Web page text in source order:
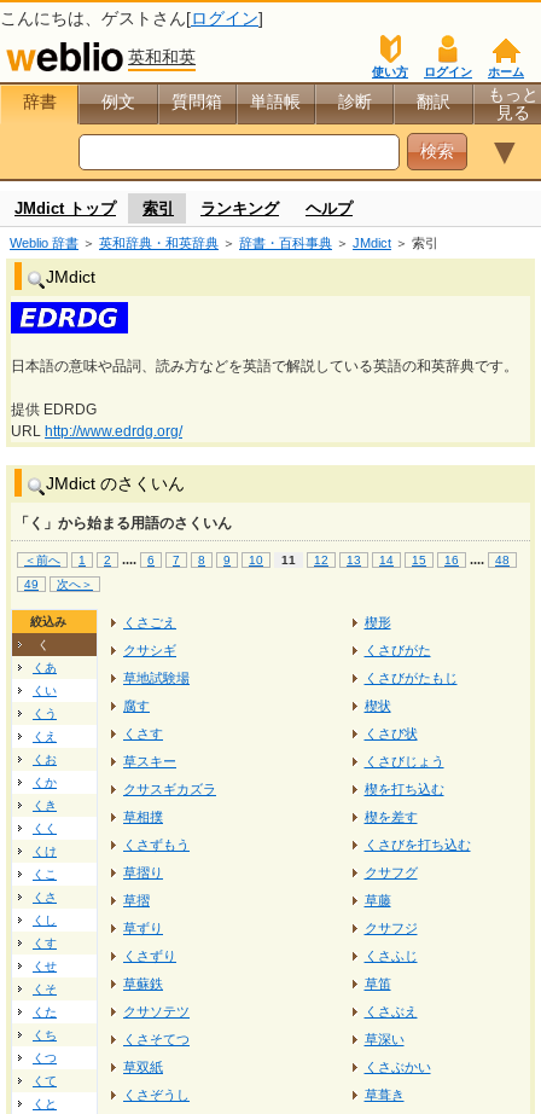
こんにちは、 ゲスト さん[ログイン]
英和和英
ホーム
ログイン
使い方
辞書 例文 質問箱 単語帳 診断 翻訳
もっと
見る
▼
JMdict トップ 索引 ランキング ヘルプ
Weblio 辞書 ＞ 英和辞典・和英辞典 ＞ 辞書・百科事典 ＞ JMdict ＞ 索引
JMdict
日本語の意味や品詞、読み方などを英語で解説している英語の和英辞典です。
提供 EDRDG
URL http://www.edrdg.org/
JMdict のさくいん
「く」から始まる用語のさくいん
＜前へ 1 2 .... 6 7 8 9 10 11 12 13 14 15 16 ....
48
49
次へ＞
絞込み
く
くあ
くい
くう
くえ
くお
くか
くき
くく
くけ
くこ
くさ
くし
くす
くせ
くそ
くた
くち
くつ
くて
くと
くさごえ
クサシギ
草地試験場
腐す
くさす
草スキー
クサスギカズラ
草相撲
くさずもう
草摺り
草摺
草ずり
くさずり
草蘇鉄
クサソテツ
くさそてつ
草双紙
くさぞうし
楔形
くさびがた
くさびがたもじ
楔状
くさび状
くさびじょう
楔を打ち込む
楔を差す
くさびを打ち込む
クサフグ
草藤
クサフジ
くさふじ
草笛
くさぶえ
草深い
くさぶかい
草葺き